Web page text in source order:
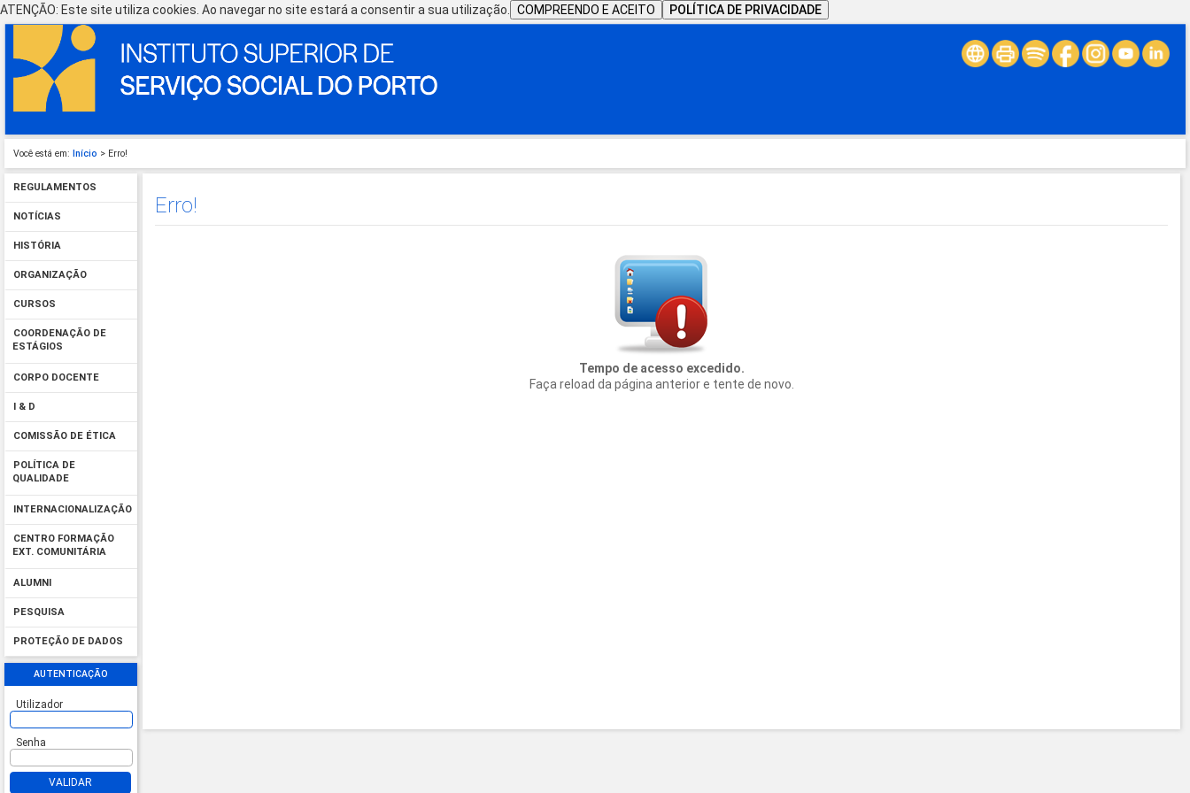
ATENÇÃO: Este site utiliza cookies. Ao navegar no site estará a consentir a sua utilização. COMPREENDO E ACEITO POLÍTICA DE PRIVACIDADE
Você está em: Início > Erro!
REGULAMENTOS
NOTÍCIAS
HISTÓRIA
ORGANIZAÇÃO
CURSOS
COORDENAÇÃO DE
ESTÁGIOS
CORPO DOCENTE
I & D
COMISSÃO DE ÉTICA
POLÍTICA DE
QUALIDADE
INTERNACIONALIZAÇÃO
CENTRO FORMAÇÃO
EXT. COMUNITÁRIA
ALUMNI
PESQUISA
PROTEÇÃO DE DADOS
AUTENTICAÇÃO
Utilizador
Senha
VALIDAR
Erro!
Tempo de acesso excedido.
Faça reload da página anterior e tente de novo.